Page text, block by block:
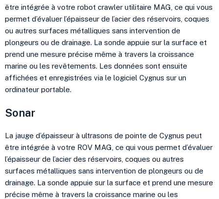
être intégrée à votre robot crawler utilitaire MAG, ce qui vous
permet d’évaluer l’épaisseur de l’acier des réservoirs, coques
ou autres surfaces métalliques sans intervention de
plongeurs ou de drainage. La sonde appuie sur la surface et
prend une mesure précise même à travers la croissance
marine ou les revêtements. Les données sont ensuite
affichées et enregistrées via le logiciel Cygnus sur un
ordinateur portable.
Sonar
La jauge d’épaisseur à ultrasons de pointe de Cygnus peut
être intégrée à votre ROV MAG, ce qui vous permet d’évaluer
l’épaisseur de l’acier des réservoirs, coques ou autres
surfaces métalliques sans intervention de plongeurs ou de
drainage. La sonde appuie sur la surface et prend une mesure
précise même à travers la croissance marine ou les